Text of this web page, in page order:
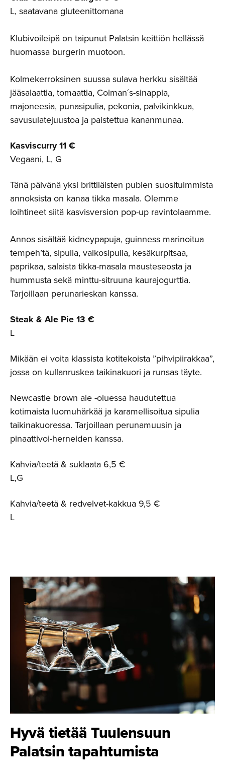
L, saatavana gluteenittomana
Klubivoileipä on taipunut Palatsin keittiön hellässä
huomassa burgerin muotoon.
Kolmekerroksinen suussa sulava herkku sisältää
jääsalaattia, tomaattia, Colman´s-sinappia,
majoneesia, punasipulia, pekonia, palvikinkkua,
savusulatejuustoa ja paistettua kananmunaa.
Kasviscurry 11 €
Vegaani, L, G
Tänä päivänä yksi brittiläisten pubien suosituimmista
annoksista on kanaa tikka masala. Olemme
loihtineet siitä kasvisversion pop-up ravintolaamme.
Annos sisältää kidneypapuja, guinness marinoitua
tempeh’tä, sipulia, valkosipulia, kesäkurpitsaa,
paprikaa, salaista tikka-masala mausteseosta ja
hummusta sekä minttu-sitruuna kaurajogurttia.
Tarjoillaan perunarieskan kanssa.
Steak & Ale Pie 13 €
L
Mikään ei voita klassista kotitekoista ”pihvipiirakkaa”,
jossa on kullanruskea taikinakuori ja runsas täyte.
Newcastle brown ale -oluessa haudutettua
kotimaista luomuhärkää ja karamellisoitua sipulia
taikinakuoressa. Tarjoillaan perunamuusin ja
pinaattivoi-herneiden kanssa.
Kahvia/teetä & suklaata 6,5 €
L,G
Kahvia/teetä & redvelvet-kakkua 9,5 €
L
Hyvä tietää Tuulensuun
Palatsin tapahtumista